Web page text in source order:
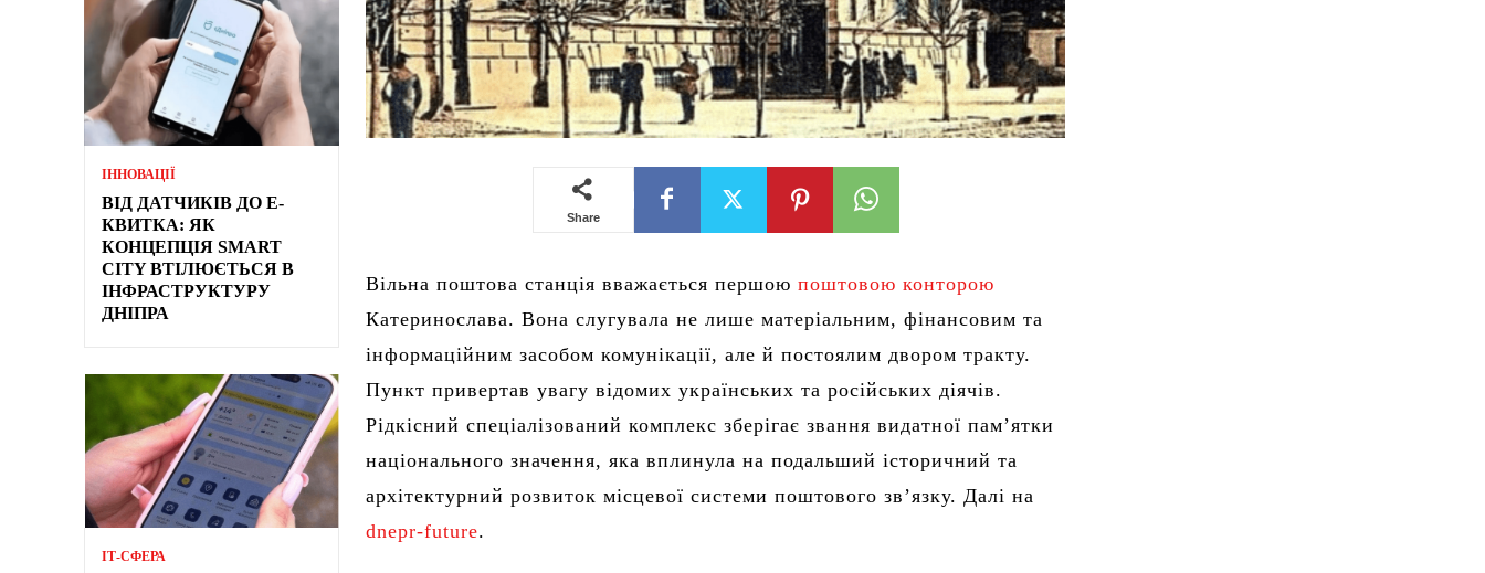
ІННОВАЦІЇ
ВІД ДАТЧИКІВ ДО Е-
КВИТКА: ЯК
КОНЦЕПЦІЯ SMART
CITY ВТІЛЮЄТЬСЯ В
ІНФРАСТРУКТУРУ
ДНІПРА
ІТ-СФЕРА
Share
Вільна поштова станція вважається першоюпоштовою конторою
Катеринослава. Вона слугувала не лише матеріальним, фінансовим та
інформаційним засобом комунікації, але й постоялим двором тракту.
Пункт привертав увагу відомих українських та російських діячів.
Рідкісний спеціалізований комплекс зберігає звання видатної пам’ятки
національного значення, яка вплинула на подальший історичний та
архітектурний розвиток місцевої системи поштового зв’язку. Далі на
dnepr-future.